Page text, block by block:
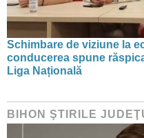
Schimbare de viziune la
conducerea spune
Liga Națională
BIHON ŞTIRILE